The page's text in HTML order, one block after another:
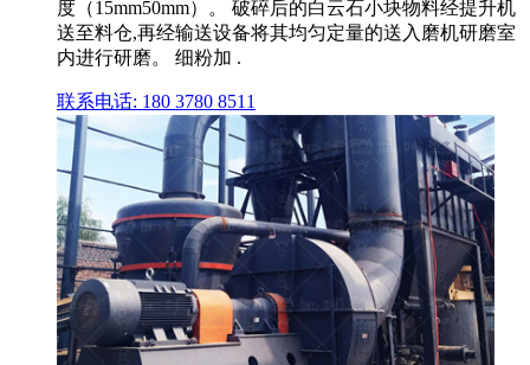
度（15mm50mm）。 破碎后的白云石小块物料经提升机
送至料仓,再经输送设备将其均匀定量的送入磨机研磨室
内进行研磨。 细粉加 .
联系电话: 180 3780 8511